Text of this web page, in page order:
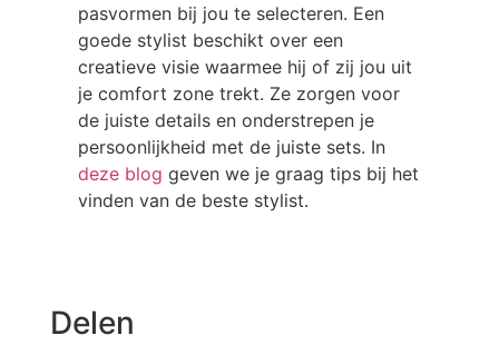
pasvormen bij jou te selecteren. Een
goede stylist beschikt over een
creatieve visie waarmee hij of zij jou uit
je comfort zone trekt. Ze zorgen voor
de juiste details en onderstrepen je
persoonlijkheid met de juiste sets. In
deze blog geven we je graag tips bij het
vinden van de beste stylist.
Delen